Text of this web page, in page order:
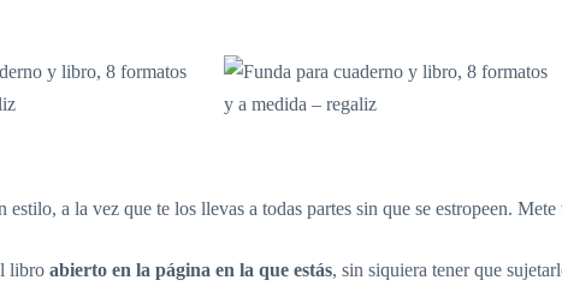
estilo, a la vez que te los llevas a todas partes sin que se estropeen.
libro abierto en la página en la que estás, sin siquiera tener que